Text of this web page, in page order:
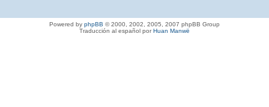
Powered by phpBB © 2000, 2002, 2005, 2007 phpBB Group
Traducción al español porHuan Manwë